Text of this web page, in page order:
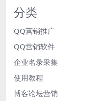
分类
QQ营销推广
QQ营销软件
企业名录采集
使用教程
博客论坛营销